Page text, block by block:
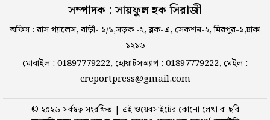
গুয়াহাটি রিফিউজি ক্যাম্পে
সুনামগঞ্জের মান্নান
সিলেট মহাসড়ক মৃত্যুফাঁদ ৬ মাসেই
১১৭ লাশ
প্রাণিসম্পদ খাতে গবেষণার ওপর
সম্পাদক : সায়ফুল হক সিরাজী
অফিস : রাস প্যালেস, বাড়ী- ১/১,সড়ক -২, ব্লক-এ, সেকশন-২, মিরপুর-১,ঢাকা
১২১৬
মোবাইল : 01897779222, হোয়াটসঅ্যাপ : 01897779222, মেইল :
creportpress@gmail.com
© ২০২৬ সর্বস্বত্ব সংরক্ষিত | এই ওয়েবসাইটের কোনো লেখা বা ছবি